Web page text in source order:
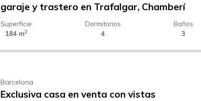
garaje y trastero en Trafalgar, Chamberí
Superficie
184 m2
Dormitorios
4
Baños
3
810.000 €
Barcelona
Exclusiva casa en venta con vistas